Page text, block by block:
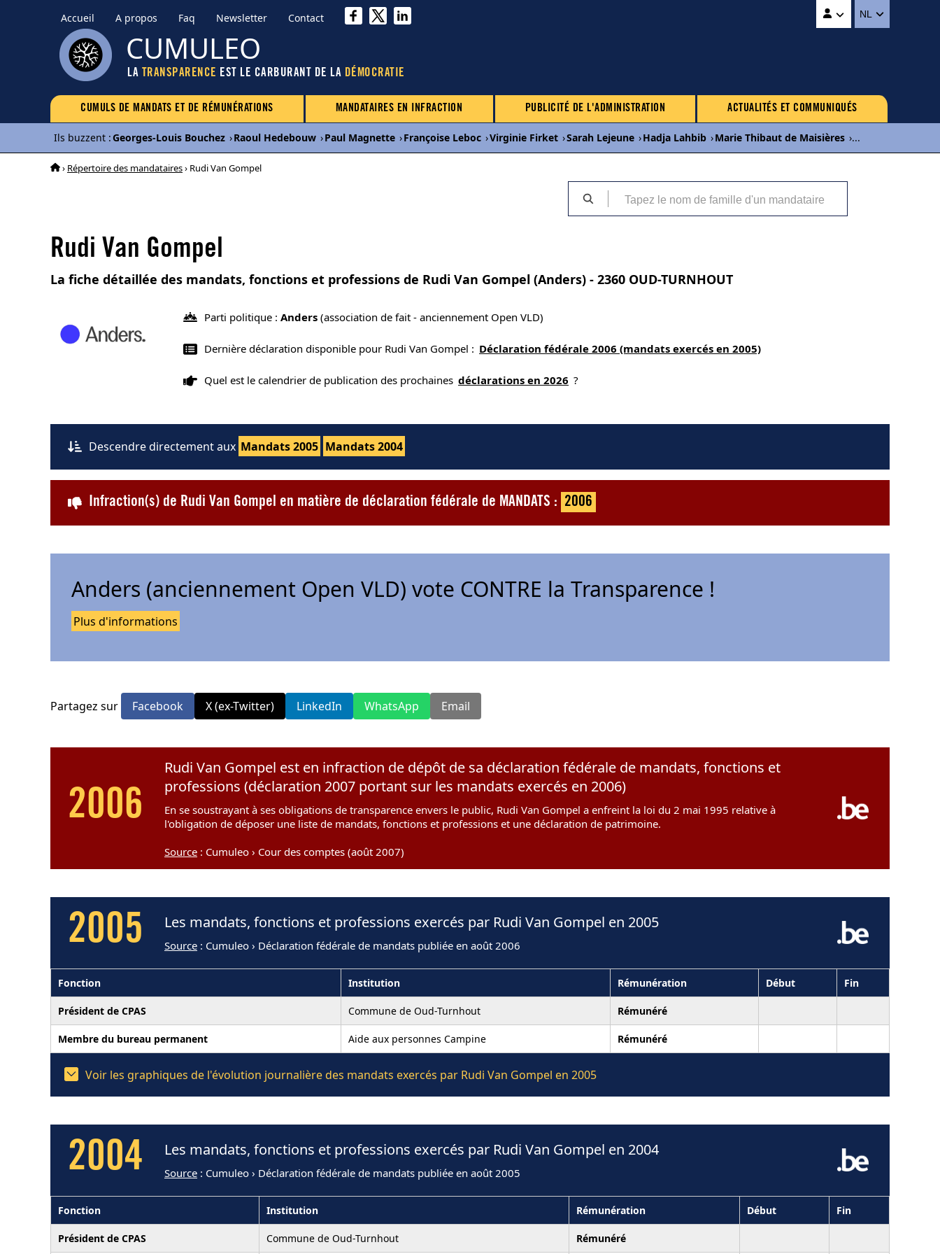
Accueil A propos Faq Newsletter Contact NL
CUMULEO
LA TRANSPARENCE EST LE CARBURANT DE LA DÉMOCRATIE
CUMULS DE MANDATS ET DE RÉMUNÉRATIONS MANDATAIRES EN INFRACTION PUBLICITÉ DE L'ADMINISTRATION ACTUALITÉS ET COMMUNIQUÉS
Ils buzzent :Georges-Louis Bouchez ›Raoul Hedebouw ›Paul Magnette ›Françoise Leboc ›Virginie Firket ›Sarah Lejeune ›Hadja Lahbib ›Marie Thibaut de Maisières ›...
› Répertoire des mandataires› Rudi Van Gompel
Rudi Van Gompel
La fiche détaillée des mandats, fonctions et professions de Rudi Van Gompel (Anders) - 2360 OUD-TURNHOUT
Parti politique : Anders (association de fait - anciennement Open VLD)
Dernière déclaration disponible pour Rudi Van Gompel : Déclaration fédérale 2006 (mandats exercés en 2005)
Quel est le calendrier de publication des prochaines déclarations en 2026 ?
Descendre directement aux Mandats 2005 Mandats 2004
Infraction(s) de Rudi Van Gompel en matière de déclaration fédérale de MANDATS : 2006
Anders (anciennement Open VLD) vote CONTRE la Transparence !
Plus d'informations
Partagez sur Facebook X (ex-Twitter) LinkedIn WhatsApp Email
2006
Rudi Van Gompel est en infraction de dépôt de sa déclaration fédérale de mandats, fonctions et
professions (déclaration 2007 portant sur les mandats exercés en 2006)
En se soustrayant à ses obligations de transparence envers le public, Rudi Van Gompel a enfreint la loi du 2 mai 1995 relative à
l'obligation de déposer une liste de mandats, fonctions et professions et une déclaration de patrimoine.
Source : Cumuleo › Cour des comptes (août 2007)
2005 Les mandats, fonctions et professions exercés par Rudi Van Gompel en 2005
Source : Cumuleo › Déclaration fédérale de mandats publiée en août 2006
Fonction Institution Rémunération Début Fin
Président de CPAS Commune de Oud-Turnhout Rémunéré
Membre du bureau permanent Aide aux personnes Campine Rémunéré
Voir les graphiques de l'évolution journalière des mandats exercés par Rudi Van Gompel en 2005
2004 Les mandats, fonctions et professions exercés par Rudi Van Gompel en 2004
Source : Cumuleo › Déclaration fédérale de mandats publiée en août 2005
Fonction Institution Rémunération Début Fin
Président de CPAS Commune de Oud-Turnhout Rémunéré